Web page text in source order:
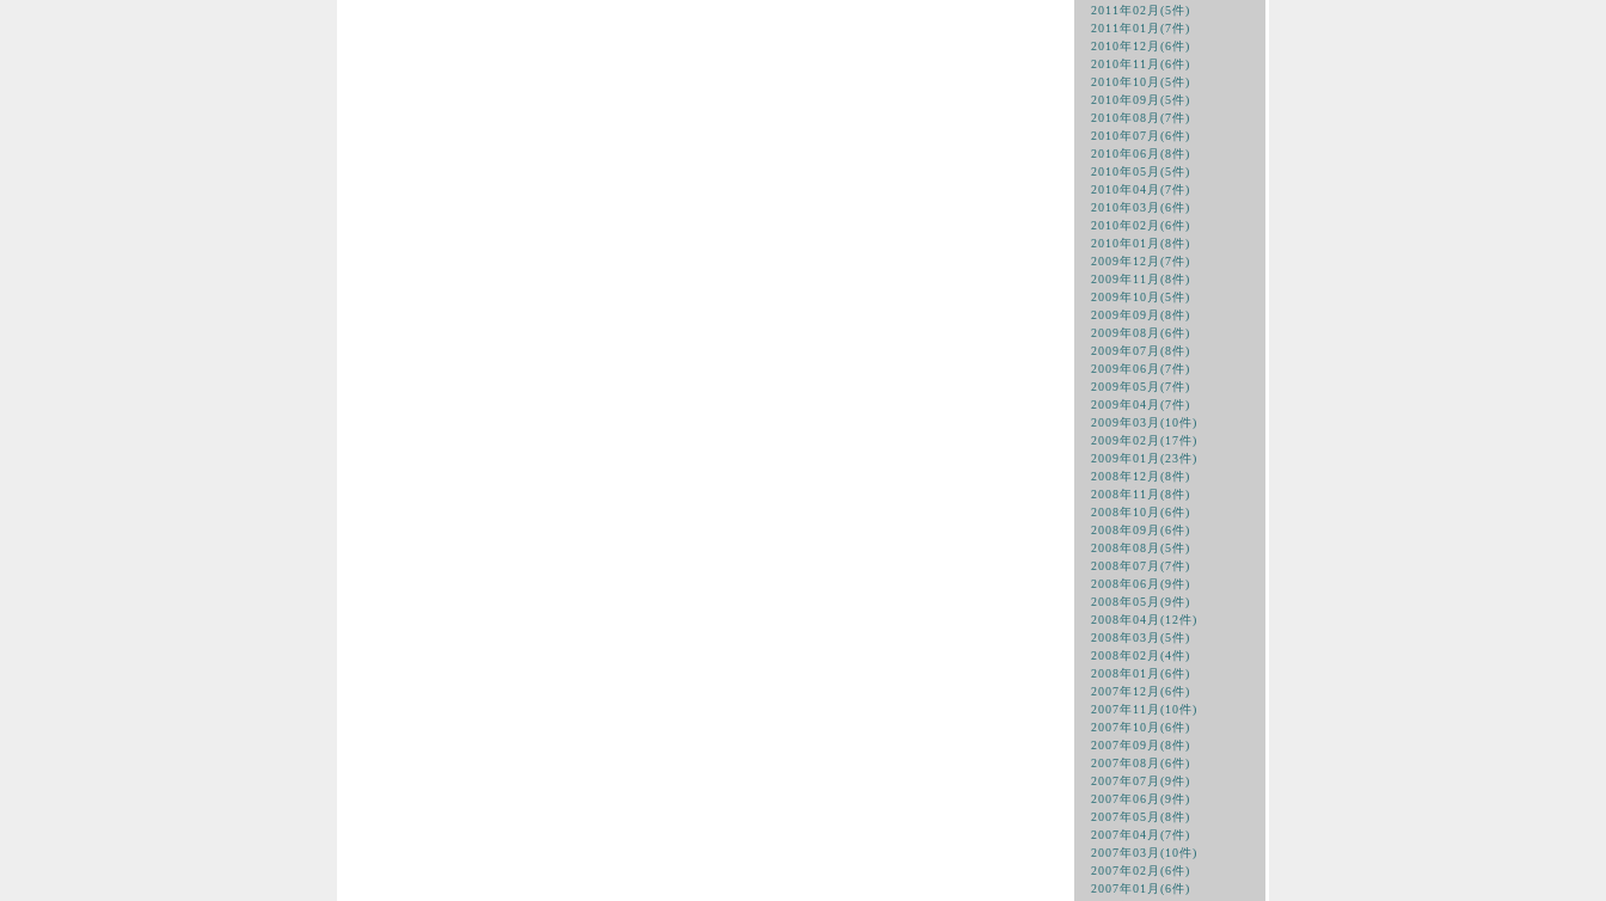
2011年02月(5件)
2011年01月(7件)
2010年12月(6件)
2010年11月(6件)
2010年10月(5件)
2010年09月(5件)
2010年08月(7件)
2010年07月(6件)
2010年06月(8件)
2010年05月(5件)
2010年04月(7件)
2010年03月(6件)
2010年02月(6件)
2010年01月(8件)
2009年12月(7件)
2009年11月(8件)
2009年10月(5件)
2009年09月(8件)
2009年08月(6件)
2009年07月(8件)
2009年06月(7件)
2009年05月(7件)
2009年04月(7件)
2009年03月(10件)
2009年02月(17件)
2009年01月(23件)
2008年12月(8件)
2008年11月(8件)
2008年10月(6件)
2008年09月(6件)
2008年08月(5件)
2008年07月(7件)
2008年06月(9件)
2008年05月(9件)
2008年04月(12件)
2008年03月(5件)
2008年02月(4件)
2008年01月(6件)
2007年12月(6件)
2007年11月(10件)
2007年10月(6件)
2007年09月(8件)
2007年08月(6件)
2007年07月(9件)
2007年06月(9件)
2007年05月(8件)
2007年04月(7件)
2007年03月(10件)
2007年02月(6件)
2007年01月(6件)